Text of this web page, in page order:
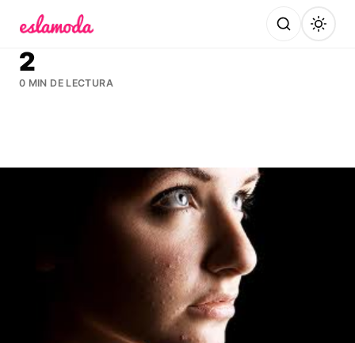
2
0 MIN DE LECTURA